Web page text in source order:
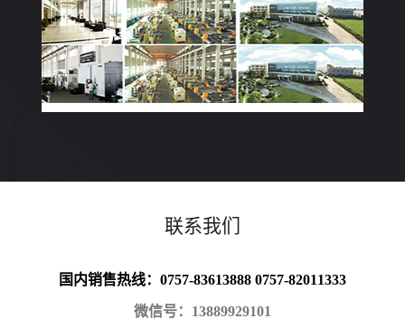
联系我们
国内销售热线：0757-83613888 0757-82011333
微信号：13889929101